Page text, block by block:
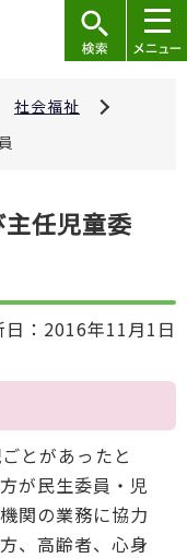
社会福祉
任児童委
日：2016年11月1日
とがあったと
が民生委員・児
関の業務に協力
、高齢者、心身